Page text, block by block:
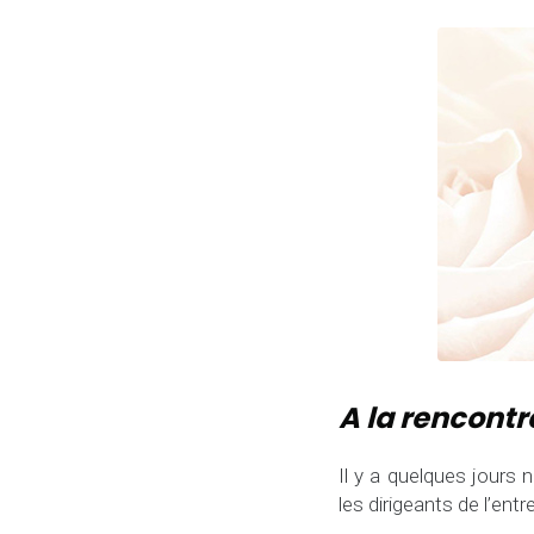
A la
Il y a quelques jours
les dirigeants de